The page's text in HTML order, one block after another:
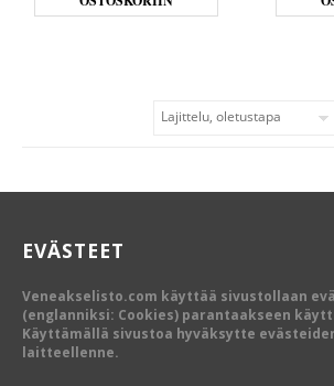
EVÄSTEET
Veneakselisto.com käyttää sivustollaan
(englanniksi: Cookies) parantaakseen
Käyttämällä sivustoa hyväksytte
laitteellenne.